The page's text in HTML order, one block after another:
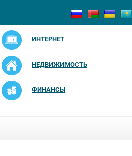
ИНТЕРНЕТ
НЕДВИЖИМОСТЬ
ФИНАНСЫ